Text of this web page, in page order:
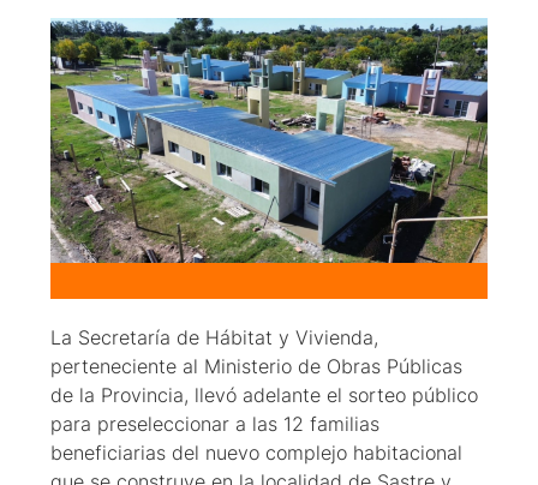
La Secretaría de Hábitat y Vivienda,
perteneciente al Ministerio de Obras Públicas
de la Provincia, llevó adelante el sorteo público
para preseleccionar a las 12 familias
beneficiarias del nuevo complejo habitacional